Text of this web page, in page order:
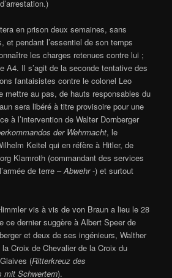
en prison deux semaines, sans
et pendant l’essentiel de son temps
les charges retenues contre lui ;
A4. Il s’agit de la seconde tentative des
fantaisistes contre le colonel Leo
mettre au pas, de hauts responsables du
sera libéré à titre provisoire pour une
à l’intervention de Walter Dornberger
der Wehrmacht, le
Keitel qui en réfère à Hitler, de
Klamroth (commandant des services
de terre –Abwehr-) et surtout
vis à vis de von Braun a lieu le 28
ce dernier suggère à Albert Speer de
et deux de ses ingénieurs, Walther
Croix de Chevalier de la Croix du
(Ritterkreuz des
mit Schwertern).